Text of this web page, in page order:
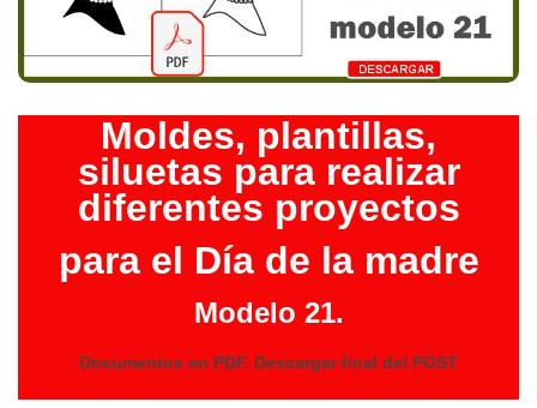
Moldes, plantillas,
siluetas para realizar
diferentes proyectos
para el Día de la madre
Modelo 21.
Documentos en PDF. Descargar final del POST